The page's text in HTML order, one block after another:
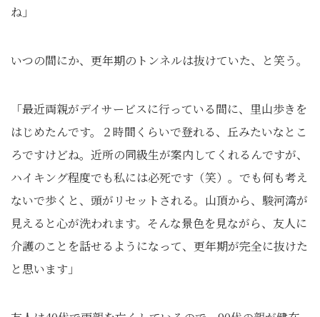
ね」
いつの間にか、更年期のトンネルは抜けていた、と笑う。
「最近両親がデイサービスに行っている間に、里山歩きを
はじめたんです。２時間くらいで登れる、丘みたいなとこ
ろですけどね。近所の同級生が案内してくれるんですが、
ハイキング程度でも私には必死です（笑）。でも何も考え
ないで歩くと、頭がリセットされる。山頂から、駿河湾が
見えると心が洗われます。そんな景色を見ながら、友人に
介護のことを話せるようになって、更年期が完全に抜けた
と思います」